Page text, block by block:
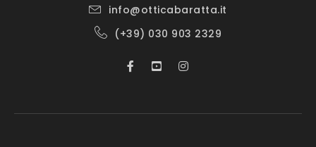
info@otticabaratta.it
(+39) 030 903 2329